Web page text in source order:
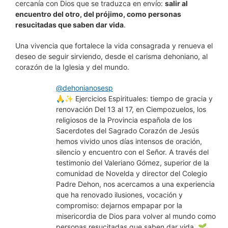
cercanía con Dios que se traduzca en envío: salir al
encuentro del otro, del prójimo, como personas
resucitadas que saben dar vida.
Una vivencia que fortalece la vida consagrada y renueva el
deseo de seguir sirviendo, desde el carisma dehoniano, al
corazón de la Iglesia y del mundo.
@dehonianosesp
🙏✨ Ejercicios Espirituales: tiempo de gracia y
renovación Del 13 al 17, en Ciempozuelos, los
religiosos de la Provincia española de los
Sacerdotes del Sagrado Corazón de Jesús
hemos vivido unos días intensos de oración,
silencio y encuentro con el Señor. A través del
testimonio del Valeriano Gómez, superior de la
comunidad de Novelda y director del Colegio
Padre Dehon, nos acercamos a una experiencia
que ha renovado ilusiones, vocación y
compromiso: dejarnos empapar por la
misericordia de Dios para volver al mundo como